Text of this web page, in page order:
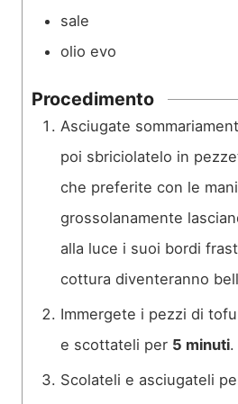
sale
olio evo
Procedimento
Asciugate
poi sbriciolatelo in
che preferite con le
grossolanamente
alla luce i suoi bordi
cottura diventeranno
Immergete i pezzi di
e scottateli per 5 minuti.
Scolateli e asciugateli